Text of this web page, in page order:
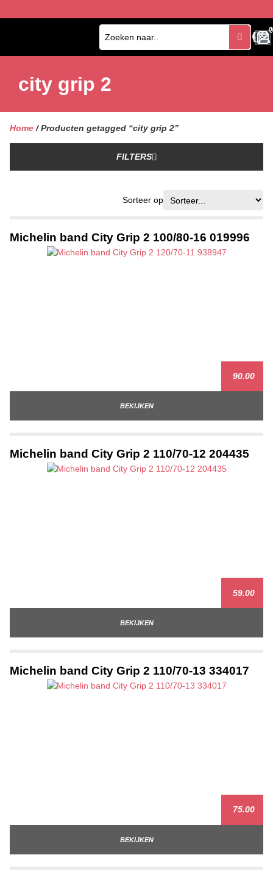
0
0
city grip 2
Home / Producten getagged “city grip 2”
FILTERS
Sorteer op
Michelin band City Grip 2 100/80-16 019996
90.00
BEKIJKEN
Michelin band City Grip 2 110/70-12 204435
59.00
BEKIJKEN
Michelin band City Grip 2 110/70-13 334017
75.00
BEKIJKEN